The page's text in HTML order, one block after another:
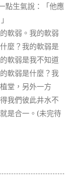
點生氣說：「他應
軟弱。我的軟弱
麼？我的軟弱是
軟弱是我不知道
軟弱是什麼？我
堂，另外一方
我們彼此井水不
是合一。 (未完待